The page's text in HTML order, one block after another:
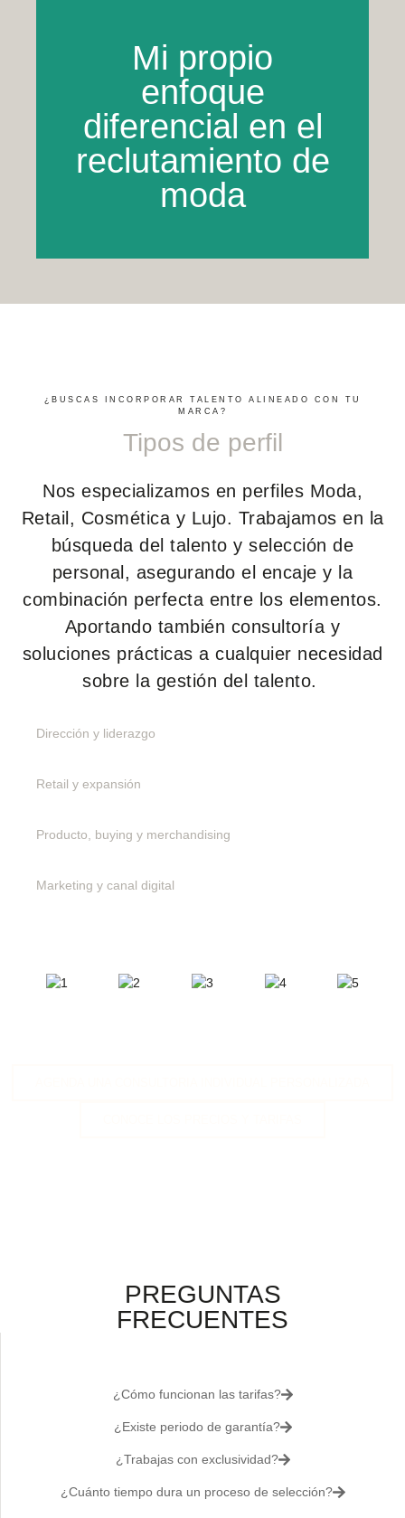
Mi propio
enfoque
diferencial en el
reclutamiento de
moda
¿BUSCAS INCORPORAR TALENTO ALINEADO CON TU
MARCA?
Tipos de perfil
Nos especializamos en perfiles Moda,
Retail, Cosmética y Lujo. Trabajamos en la
búsqueda del talento y selección de
personal, asegurando el encaje y la
combinación perfecta entre los elementos.
Aportando también consultoría y
soluciones prácticas a cualquier necesidad
sobre la gestión del talento.
Dirección y liderazgo
Retail y expansión
Producto, buying y merchandising
Marketing y canal digital
PREGUNTAS
FRECUENTES
¿Cómo funcionan las tarifas?
¿Existe periodo de garantía?
¿Trabajas con exclusividad?
¿Cuánto tiempo dura un proceso de selección?